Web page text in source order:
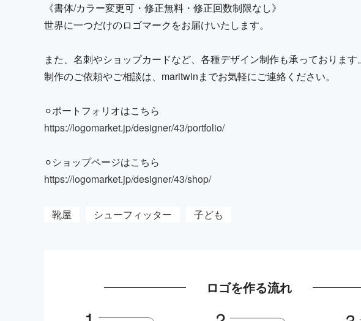
《書体/カラー変更可・修正無料・修正回数制限なし》
世界に一つだけのロゴマークをお届けいたします。
また、名刺やショップカードなど、各種デザイン制作も承っております。
制作のご依頼やご相談は、maritwinまでお気軽にご連絡ください。
⚪︎ポートフォリオはこちら
https://logomarket.jp/designer/43/portfolio/
⚪︎ショップページはこちら
https://logomarket.jp/designer/43/shop/
靴屋 シューフィッター 子ども
ロゴを作る流れ